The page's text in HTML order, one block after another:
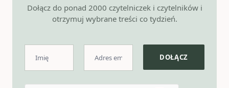
Dołącz do ponad 2000 czytelniczek i czytelników i
otrzymuj wybrane treści co tydzień.